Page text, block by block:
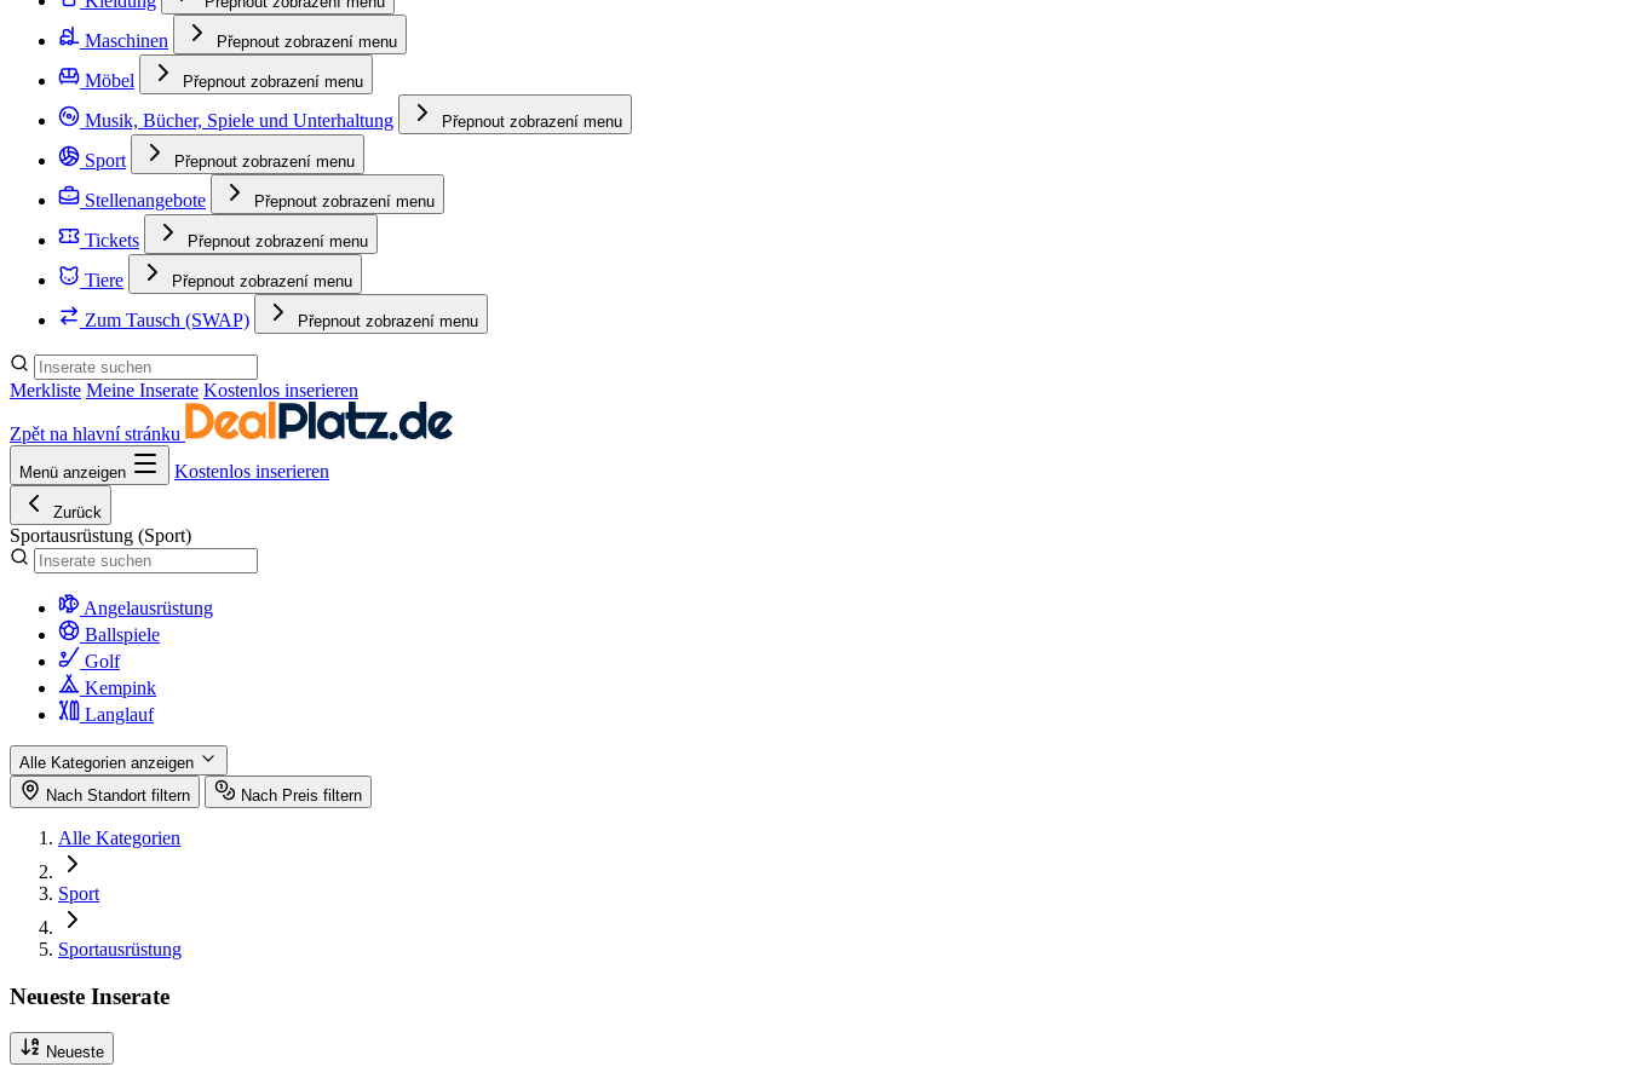
Maschinen Přepnout zobrazení menu
Möbel Přepnout zobrazení menu
Musik, Bücher, Spiele und Unterhaltung Přepnout zobrazení menu
Sport Přepnout zobrazení menu
Stellenangebote Přepnout zobrazení menu
Tickets Přepnout zobrazení menu
Tiere Přepnout zobrazení menu
Zum Tausch (SWAP) Přepnout zobrazení menu
Merkliste Meine Inserate Kostenlos inserieren
Zpět na hlavní stránku
Menü anzeigen Kostenlos inserieren
Zurück
Sportausrüstung (Sport)
Angelausrüstung
Ballspiele
Golf
Kempink
Langlauf
Alle Kategorien anzeigen
Nach Standort filtern
Nach Preis filtern
Alle Kategorien
Sport
Sportausrüstung
Neueste Inserate
Neueste